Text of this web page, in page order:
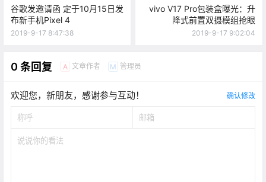
谷歌发邀请函 定于10月15日发
布新手机Pixel 4
2019-9-17 8:47:38
vivo V17 Pro包装盒曝光：升
降式前置双摄模组抢眼
2019-9-17 9:02:04
0 条回复 A 文章作者 M 管理员
欢迎您，新朋友，感谢参与互动！ 确认修改